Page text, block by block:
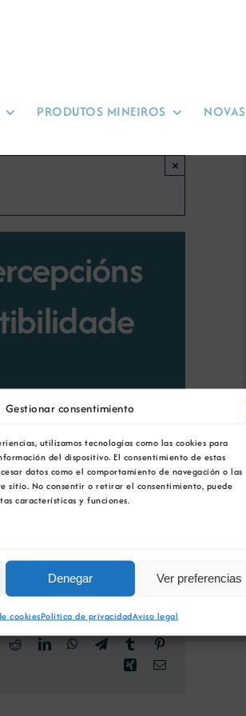
Gestionar consentimiento
utilizamos tecnologías como las cookies para
del dispositivo. El consentimiento de estas
datos como el comportamiento de navegación o las
sitio. No consentir o retirar el consentimiento, puede
características y funciones.
Denegar Ver preferencias
cookiesPolítica de privacidadAviso legal
PRODUTOS MINEIROS NOVAS
×
/11:30
RedditLinkedInWhatsApp
TelegramTumblr
XingEmail